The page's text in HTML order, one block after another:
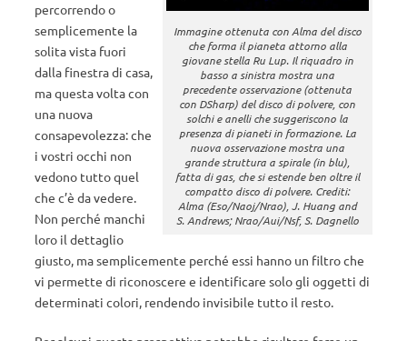
Immagine ottenuta con Alma del disco
che forma il pianeta attorno alla
giovane stella Ru Lup. Il riquadro in
basso a sinistra mostra una
precedente osservazione (ottenuta
con DSharp) del disco di polvere, con
solchi e anelli che suggeriscono la
presenza di pianeti in formazione. La
nuova osservazione mostra una
grande struttura a spirale (in blu),
fatta di gas, che si estende ben oltre il
compatto disco di polvere. Crediti:
Alma (Eso/Naoj/Nrao), J. Huang and
S. Andrews; Nrao/Aui/Nsf, S. Dagnello
percorrendo o
semplicemente la
solita vista fuori
dalla finestra di casa,
ma questa volta con
una nuova
consapevolezza: che
i vostri occhi non
vedono tutto quel
che c’è da vedere.
Non perché manchi
loro il dettaglio
giusto, ma semplicemente perché essi hanno un filtro che
vi permette di riconoscere e identificare solo gli oggetti di
determinati colori, rendendo invisibile tutto il resto.